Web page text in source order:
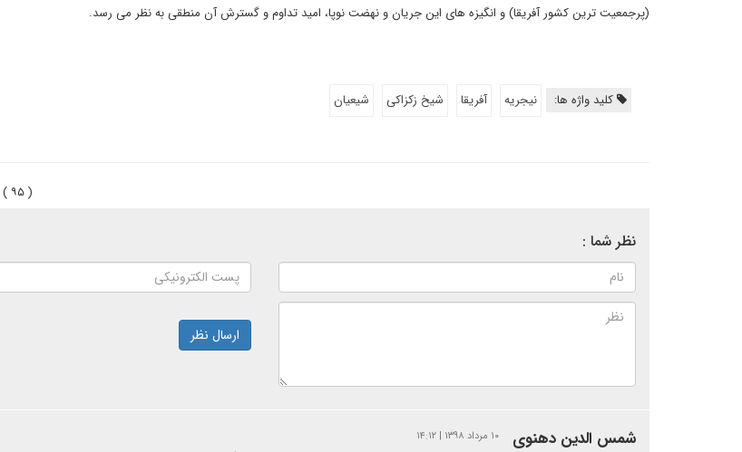
(پرجمعیت ترین کشور آفریقا) و انگیزه های این جریان و نهضت نوپا، امید تداوم و گسترش آن منطقی به نظر می رسد.
کلید واژه ها: نیجریه آفریقا شیخ زکزاکی شیعیان
( ۹۵ )
نظر شما :
ارسال نظر
شمس الدین دهنوی ۱۰ مرداد ۱۳۹۸ | ۱۴:۱۲